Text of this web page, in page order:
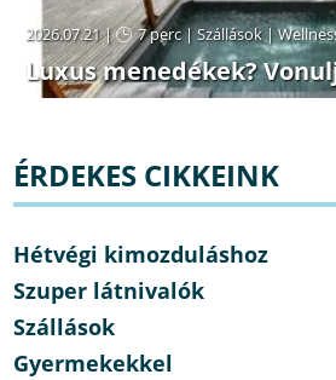
2026.07.21 | 7 perc|Szállások|
Luxus menedékek?
ÉRDEKES CIKKEINK
Hétvégi kimozduláshoz
Szuper látnivalók
Szállások
Gyermekekkel